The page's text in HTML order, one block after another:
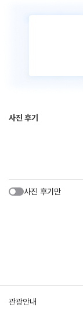
사진 후기
사진 후기만
관광안내